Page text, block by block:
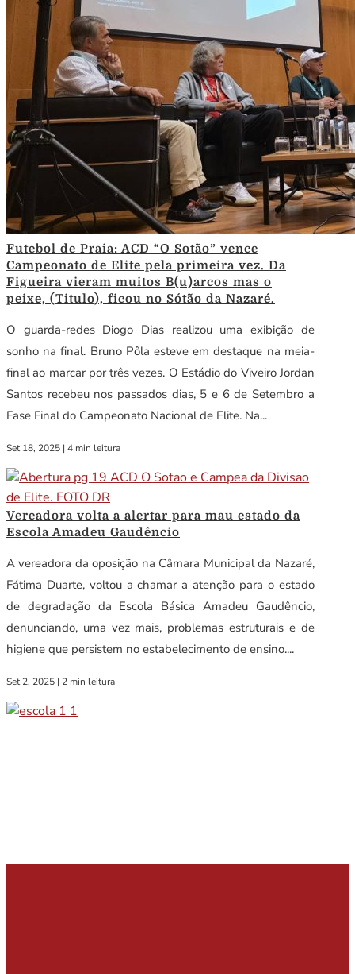
Futebol de Praia: ACD “O Sotão” vence
Campeonato de Elite pela primeira vez. Da
Figueira vieram muitos B(u)arcos mas o
peixe, (Titulo), ficou no Sótão da Nazaré.
O guarda-redes Diogo Dias realizou uma exibição de
sonho na final. Bruno Pôla esteve em destaque na meia-
final ao marcar por três vezes. O Estádio do Viveiro Jordan
Santos recebeu nos passados dias, 5 e 6 de Setembro a
Fase Final do Campeonato Nacional de Elite. Na...
Set 18, 2025 | 4 min leitura
Vereadora volta a alertar para mau estado da
Escola Amadeu Gaudêncio
A vereadora da oposição na Câmara Municipal da Nazaré,
Fátima Duarte, voltou a chamar a atenção para o estado
de degradação da Escola Básica Amadeu Gaudêncio,
denunciando, uma vez mais, problemas estruturais e de
higiene que persistem no estabelecimento de ensino....
Set 2, 2025 | 2 min leitura